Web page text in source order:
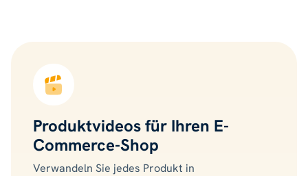
Produktvideos für Ihren E-
Commerce-Shop
Verwandeln Sie jedes Produkt in